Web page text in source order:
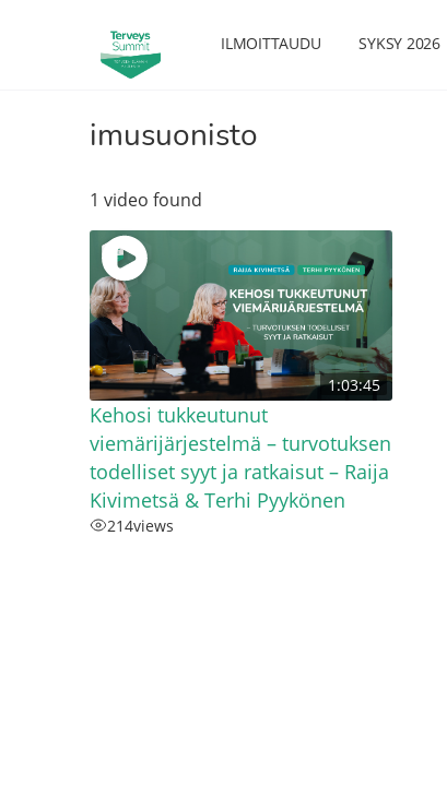
ILMOITTAUDU SYKSY 2026
imusuonisto
1 video found
1:03:45
Kehosi tukkeutunut
viemärijärjestelmä – turvotuksen
todelliset syyt ja ratkaisut – Raija
Kivimetsä & Terhi Pyykönen
214views